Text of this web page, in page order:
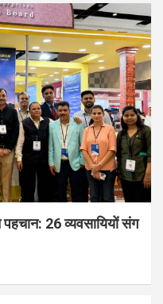
26 व्यवसायियों संग